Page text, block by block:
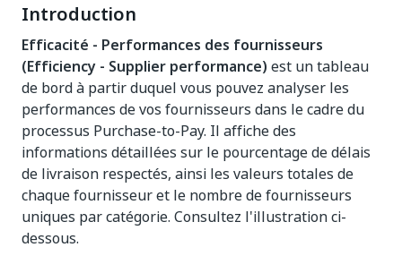
Introduction
Efficacité - Performances des fournisseurs
(Efficiency - Supplier performance) est un tableau
de bord à partir duquel vous pouvez analyser les
performances de vos fournisseurs dans le cadre du
processus Purchase-to-Pay. Il affiche des
informations détaillées sur le pourcentage de délais
de livraison respectés, ainsi les valeurs totales de
chaque fournisseur et le nombre de fournisseurs
uniques par catégorie. Consultez l'illustration ci-
dessous.